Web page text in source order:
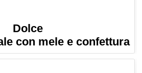
Dolce
con mele e confettura